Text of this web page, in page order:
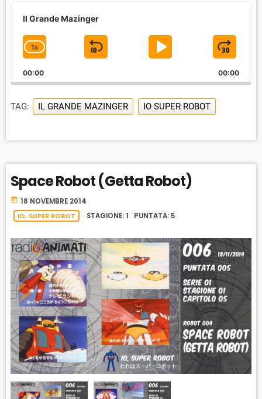
A
a
e
Il Grande Mazinger
C
A
N
G
E
A
A
K
R
T
E
1X
S
I
P
B
A
K
W
R
D
P
A
Y
P
A
S
E
J
U
M
O
W
00:00 00:00
TAG: IL GRANDE MAZINGER IO SUPER ROBOT
Space Robot (Getta Robot)
today 18 NOVEMBRE 2014
IO, SUPER ROBOT
STAGIONE: 1 PUNTATA: 5